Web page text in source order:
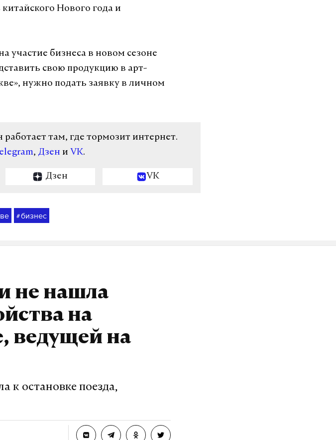
Нового года и
участие бизнеса в новом сезоне
свою продукцию в арт-
нужно подать заявку в личном
работает там, где тормозит интернет.
, Дзен и VK.
Дзен VK
#бизнес
не нашла
на
ведущей на
к остановке поезда,